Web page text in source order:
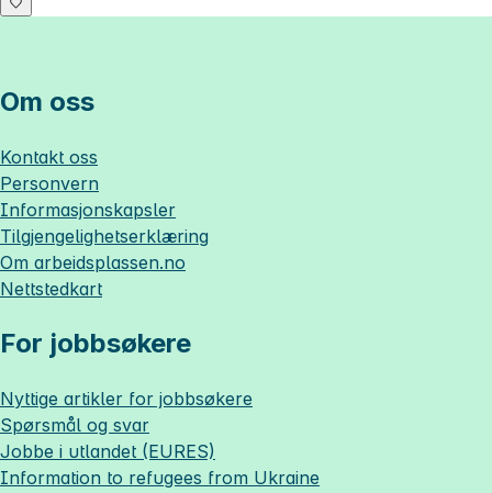
Om oss
Kontakt oss
Personvern
Informasjonskapsler
Tilgjengelighetserklæring
Om arbeidsplassen.no
Nettstedkart
For jobbsøkere
Nyttige artikler for jobbsøkere
Spørsmål og svar
Jobbe i utlandet (EURES)
Information to refugees from Ukraine